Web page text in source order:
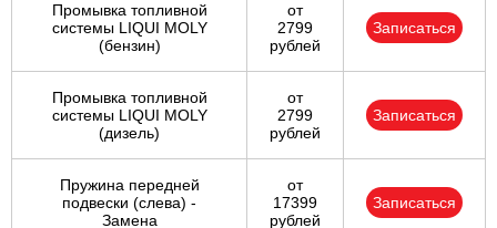
Промывка топливной
системы LIQUI MOLY
(бензин)
от
2799
рублей
Записаться
Промывка топливной
системы LIQUI MOLY
(дизель)
от
2799
рублей
Записаться
Пружина передней
подвески (слева) -
Замена
от
17399
рублей
Записаться